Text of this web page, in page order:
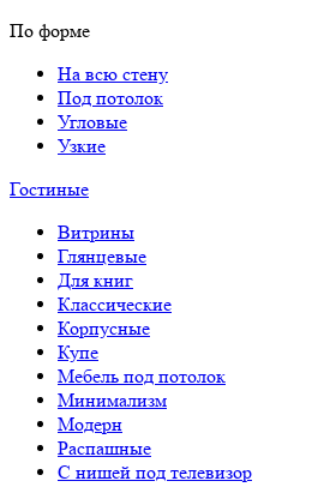
По форме
На всю стену
Под потолок
Угловые
Узкие
Гостиные
Витрины
Глянцевые
Для книг
Классические
Корпусные
Купе
Мебель под потолок
Минимализм
Модерн
Распашные
С нишей под телевизор